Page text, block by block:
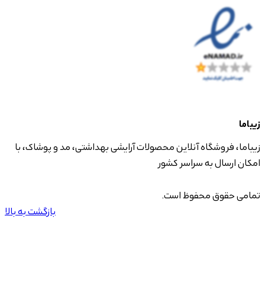
زیباما
زیباما، فروشگاه آنلاین محصولات آرایشی بهداشتی، مد و پوشاک، با
امکان ارسال به سراسر کشور
تمامی حقوق محفوظ است.
بازگشت به بالا